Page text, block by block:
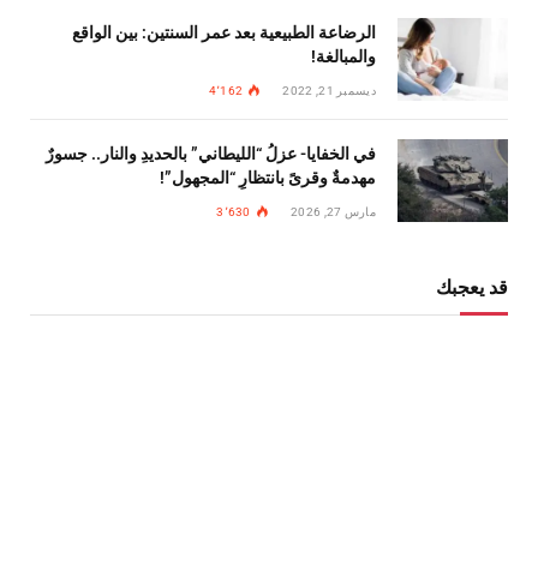
الرضاعة الطبيعية بعد عمر السنتين: بين الواقع
والمبالغة!
ديسمبر 21, 2022 4٬162
في الخفايا- عزلُ “الليطاني” بالحديدِ والنار.. جسورٌ
مهدمةٌ وقرىً بانتظارِ “المجهول”!
مارس 27, 2026 3٬630
قد يعجبك